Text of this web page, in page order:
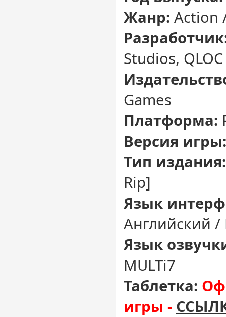
Жанр: Action
Studios, QLOC
Games
Платформа:
Версия игры:
Тип издания:
Rip]
Язык
Английский /
Язык
MULTi7
Таблетка:
игры -